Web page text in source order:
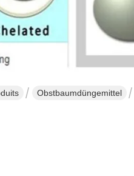
Obstbaumdüngemittel